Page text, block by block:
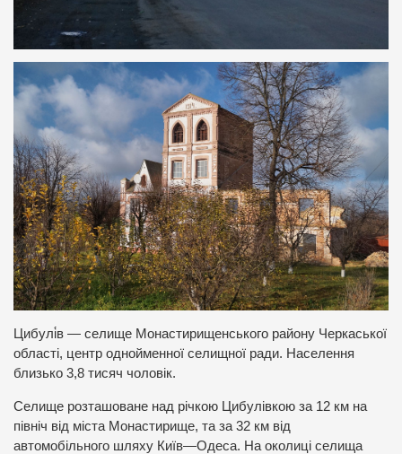
Цибулі́в — селище Монастирищенського району Черкаської
області, центр однойменної селищної ради. Населення
близько 3,8 тисяч чоловік.
Селище розташоване над річкою Цибулівкою за 12 км на
північ від міста Монастирище, та за 32 км від
автомобільного шляху Київ—Одеса. На околиці селища